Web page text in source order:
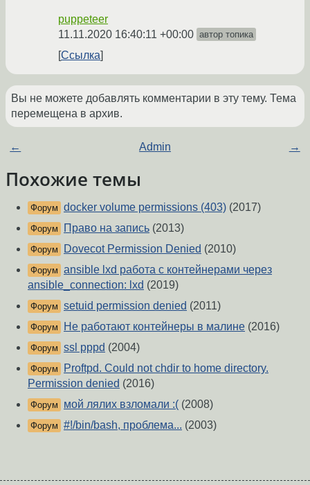
puppeteer
11.11.2020 16:40:11 +00:00 автор топика
Ссылка
Вы не можете добавлять комментарии в эту тему. Тема
перемещена в архив.
← Admin →
Похожие темы
Форум docker volume permissions (403) (2017)
Форум Право на запись (2013)
Форум Dovecot Permission Denied (2010)
Форум ansible lxd работа с контейнерами через
ansible_connection: lxd (2019)
Форум setuid permission denied (2011)
Форум Не работают контейнеры в малине (2016)
Форум ssl pppd (2004)
Форум
Proftpd. Could not chdir to home directory.
Permission denied (2016)
Форум мой лялих взломали :( (2008)
Форум #!/bin/bash, проблема... (2003)